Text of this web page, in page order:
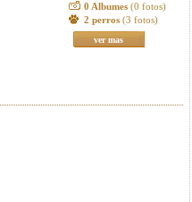
0 Albumes (0 fotos)
2 perros (3 fotos)
ver mas